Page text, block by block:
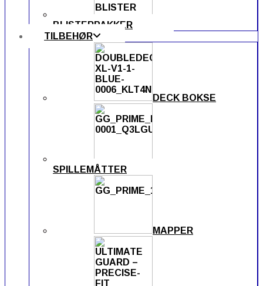
BLISTERPAKKER
TILBEHØR
DECK BOKSE
SPILLEMÅTTER
MAPPER